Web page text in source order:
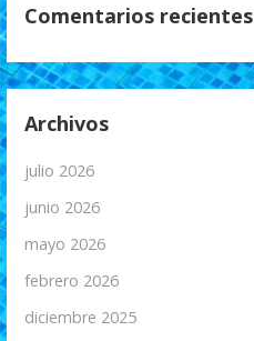
Comentarios recientes
Archivos
julio 2026
junio 2026
mayo 2026
febrero 2026
diciembre 2025